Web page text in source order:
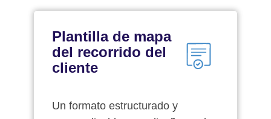
Plantilla de mapa
del recorrido del
cliente
Un formato estructurado y